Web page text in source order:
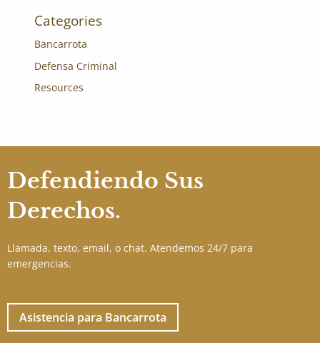
Categories
Bancarrota
Defensa Criminal
Resources
Defendiendo Sus
Derechos.
Llamada, texto, email, o chat. Atendemos 24/7 para
emergencias.
Asistencia para Bancarrota